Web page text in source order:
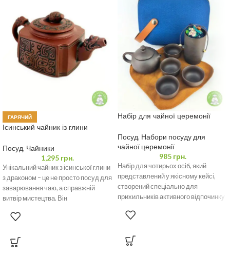
ГАРЯЧИЙ
Ісинський чайник із глини
Посуд, Чайники
1,295 грн.
Унікальний чайник з ісинської глини
з драконом – це не просто посуд для
заварювання чаю, а справжній
витвір мистецтва. Він
Набір для чайної церемонії
мл і 4 піали 35 мл
Посуд, Набори посуду для
чайної церемонії
985грн.
Набір для чотирьох осіб, який
представлений у якісному кейсі,
створений спеціально для
прихильників активного відпочинку
Цей